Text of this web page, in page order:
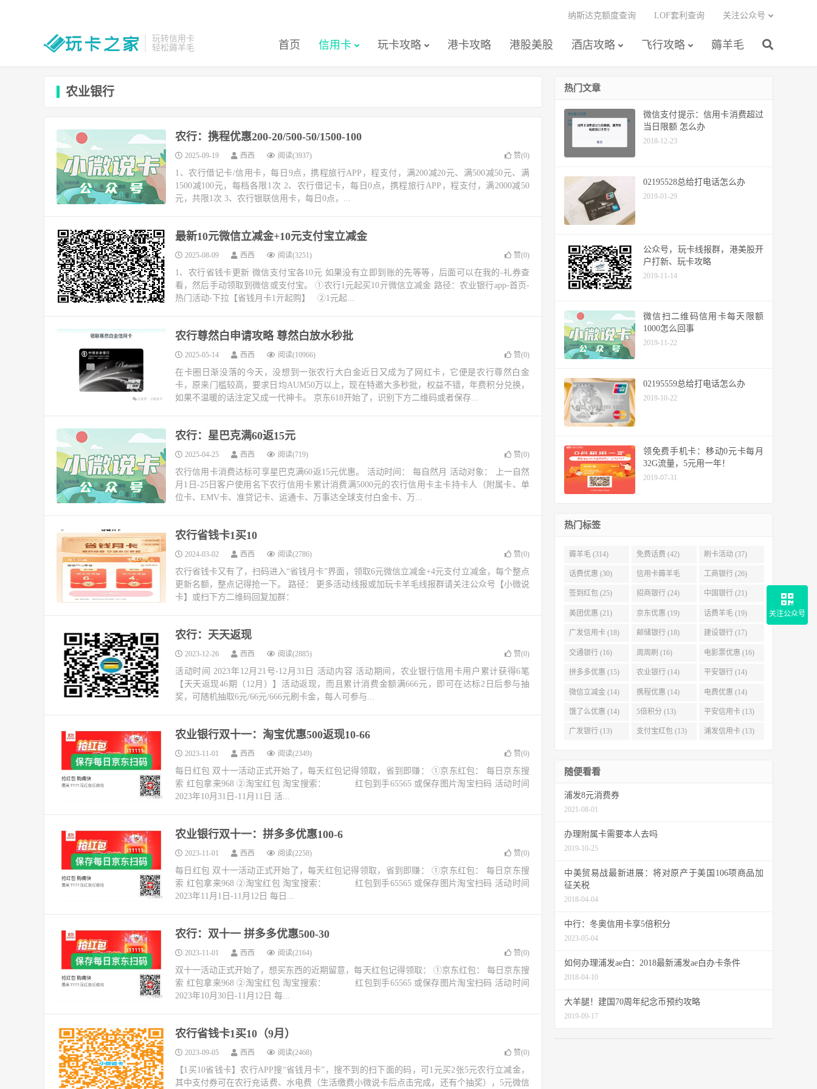
玩转信用卡
轻松薅羊毛
首页 信用卡 玩卡攻略 港卡攻略 港股美股 酒店攻略 飞行攻略 薅羊毛
纳斯达克额度查询 LOF套利查询 关注公众号
农业银行
农行：携程优惠200-20/500-50/1500-100
2025-09-19 西西 阅读(3937) 赞(0)
1、农行借记卡/信用卡，每日9点，携程旅行APP，程支付，满200减20元、满500减50元、满
1500减100元，每档各限1次 2、农行借记卡，每日0点，携程旅行APP，程支付，满2000减50
元，共限1次 3、农行银联信用卡，每日0点，...
最新10元微信立减金+10元支付宝立减金
2025-08-09 西西 阅读(3251) 赞(0)
1、农行省钱卡更新 微信支付宝各10元 如果没有立即到账的先等等，后面可以在我的-礼券查
看，然后手动领取到微信或支付宝。 ①农行1元起买10亓微信立减金 路径：农业银行app-首页-
热门活动-下拉【省钱月卡1亓起购】 ②1元起...
农行尊然白申请攻略 尊然白放水秒批
2025-05-14 西西 阅读(10966) 赞(0)
在卡圈日渐没落的今天，没想到一张农行大白金近日又成为了网红卡，它便是农行尊然白金
卡，原来门槛较高，要求日均AUM50万以上，现在特邀大多秒批，权益不错，年费积分兑换，
如果不温暖的话注定又成一代神卡。 京东618开始了，识别下方二维码或者保存...
农行：星巴克满60返15元
2025-04-25 西西 阅读(719) 赞(0)
农行信用卡消费达标可享星巴克满60返15元优惠。 活动时间： 每自然月 活动对象： 上一自然
月1日-25日客户使用名下农行信用卡累计消费满5000元的农行信用卡主卡持卡人（附属卡、单
位卡、EMV卡、准贷记卡、运通卡、万事达全球支付白金卡、万...
农行省钱卡1买10
2024-03-02 西西 阅读(2786) 赞(0)
农行省钱卡又有了，扫码进入“省钱月卡”界面，领取6元微信立减金+4元支付立减金，每个整点
更新名额，整点记得抢一下。 路径： 更多活动线报或加玩卡羊毛线报群请关注公众号【小微说
卡】或扫下方二维码回复加群：
农行：天天返现
2023-12-26 西西 阅读(2885) 赞(0)
活动时间 2023年12月21号-12月31日 活动内容 活动期间，农业银行信用卡用户累计获得6笔
【天天返现46期（12月）】活动返现，而且累计消费金额满666元，即可在达标2日后参与抽
奖，可随机抽取6元/66元/666元刷卡金，每人可参与...
农业银行双十一：淘宝优惠500返现10-66
2023-11-01 西西 阅读(2349) 赞(0)
每日红包 双十一活动正式开始了，每天红包记得领取，省到即赚： ①京东红包： 每日京东搜
索 红包拿来968 ②淘宝红包 淘宝搜索： 红包到手65565 或保存图片淘宝扫码 活动时间
2023年10月31日-11月11日 活...
农业银行双十一：拼多多优惠100-6
2023-11-01 西西 阅读(2258) 赞(0)
每日红包 双十一活动正式开始了，每天红包记得领取，省到即赚： ①京东红包： 每日京东搜
索 红包拿来968 ②淘宝红包 淘宝搜索： 红包到手65565 或保存图片淘宝扫码 活动时间
2023年11月1日-11月12日 每日...
农行：双十一 拼多多优惠500-30
2023-11-01 西西 阅读(2164) 赞(0)
双十一活动正式开始了，想买东西的近期留意，每天红包记得领取： ①京东红包： 每日京东搜
索 红包拿来968 ②淘宝红包 淘宝搜索： 红包到手65565 或保存图片淘宝扫码 活动时间
2023年10月30日-11月12日 每...
农行省钱卡1买10（9月）
2023-09-05 西西 阅读(2468) 赞(0)
【1买10省钱卡】农行APP搜“省钱月卡”，搜不到的扫下面的码，可1元买2张5元农行立减金，
其中支付券可在农行充话费、水电费（生活缴费小微说卡后点击完成，还有个抽奖），5元微信
热门文章
微信支付提示：信用卡消费超过
当日限额 怎么办
2018-12-23
02195528总给打电话怎么办
2019-01-29
公众号，玩卡线报群，港美股开
户打新、玩卡攻略
2019-11-14
微信扫二维码信用卡每天限额
1000怎么回事
2019-11-22
02195559总给打电话怎么办
2019-10-22
领免费手机卡：移动0元卡每月
32G流量，5元用一年！
2019-07-31
热门标签
薅羊毛 (314) 免费话费 (42) 刷卡活动 (37)
话费优惠 (30) 信用卡薅羊毛
(29)
工商银行 (26)
签到红包 (25) 招商银行 (24) 中国银行 (21)
美团优惠 (21) 京东优惠 (19) 话费羊毛 (19)
广发信用卡 (18) 邮储银行 (18) 建设银行 (17)
交通银行 (16) 周周刷 (16) 电影票优惠 (16)
拼多多优惠 (15) 农业银行 (14) 平安银行 (14)
微信立减金 (14) 携程优惠 (14) 电费优惠 (14)
饿了么优惠 (14) 5倍积分 (13) 平安信用卡 (13)
广发银行 (13) 支付宝红包 (13) 浦发信用卡 (13)
随便看看
浦发8元消费券
2021-08-01
办理附属卡需要本人去吗
2019-10-25
中美贸易战最新进展：将对原产于美国106项商品加
征关税
2018-04-04
中行：冬奥信用卡享5倍积分
2023-05-04
如何办理浦发ae白：2018最新浦发ae白办卡条件
2018-04-10
大羊腿！建国70周年纪念币预约攻略
2019-09-17
关注公众号